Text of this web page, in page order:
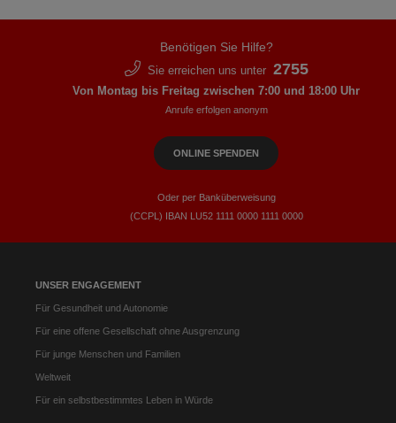
UNSER ENGAGEMENT
Für Gesundheit und Autonomie
Für eine offene Gesellschaft ohne Ausgrenzung
Für junge Menschen und Familien
Weltweit
Für ein selbstbestimmtes Leben in Würde
Benötigen Sie Hilfe?
Sie erreichen uns unter 2755
Von Montag bis Freitag zwischen 7:00 und 18:00 Uhr
Anrufe erfolgen anonym
ONLINE SPENDEN
Oder per Banküberweisung
(CCPL) IBAN LU52​ 1111​ 0000​ 1111​ 0000